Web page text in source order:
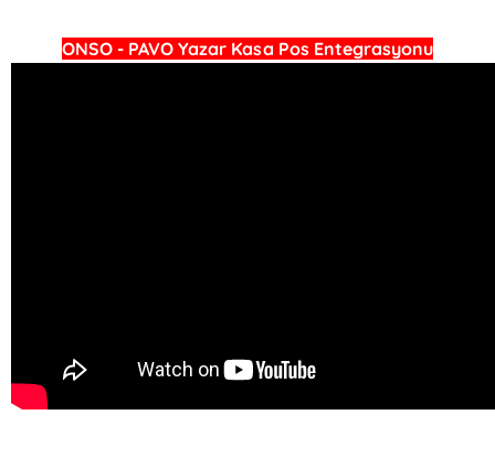
ONSO - PAVO Yazar Kasa Pos Entegrasyonu